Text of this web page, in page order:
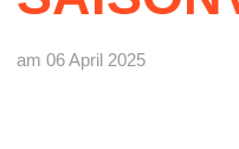
am 06 April 2025